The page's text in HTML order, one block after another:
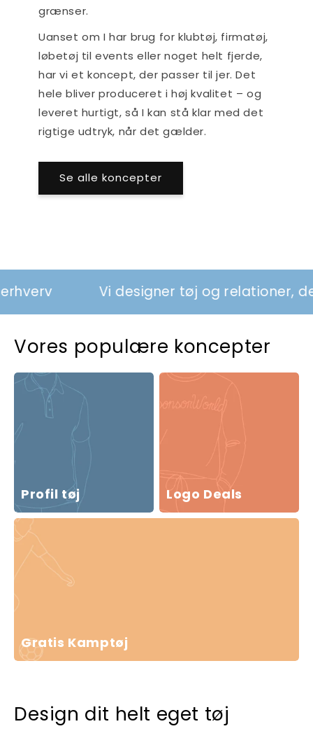
grænser.
Uanset om I har brug for klubtøj, firmatøj,
løbetøj til events eller noget helt fjerde,
har vi et koncept, der passer til jer. Det
hele bliver produceret i høj kvalitet – og
leveret hurtigt, så I kan stå klar med det
rigtige udtryk, når det gælder.
Se alle koncepter
Vi designer tøj og relationer, der
Vores populære koncepter
Profil tøj Logo Deals
Gratis Kamptøj
Design dit helt eget tøj